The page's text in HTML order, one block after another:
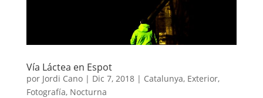
Vía Láctea en Espot
por Jordi Cano| Dic 7, 2018| Catalunya, Exterior,
Fotografía, Nocturna